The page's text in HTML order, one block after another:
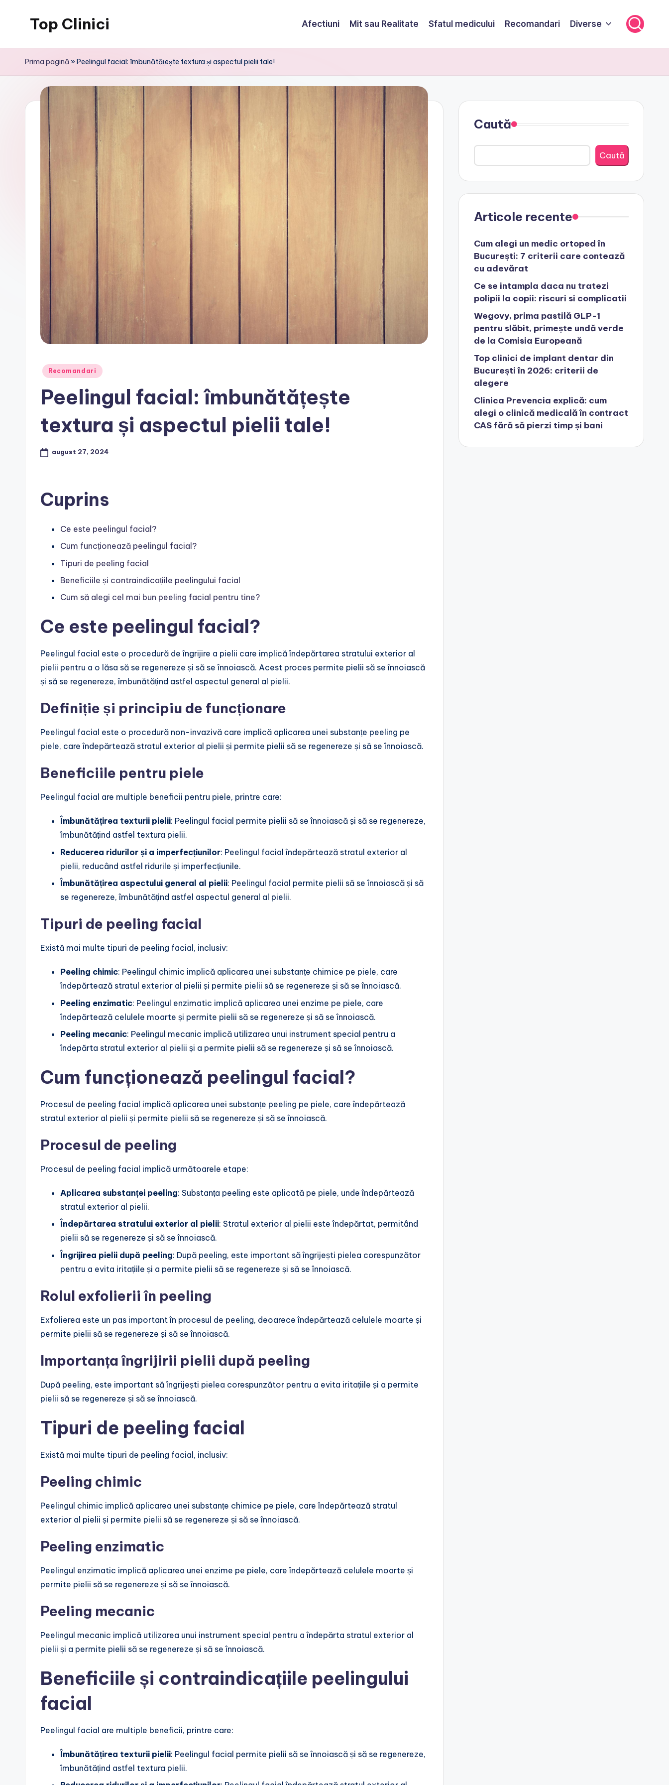
Top Clinici Afectiuni Mit sau Realitate Sfatul medicului Recomandari Diverse
Prima pagină »Peelingul facial: îmbunătățește textura și aspectul pielii tale!
Posted
Recomandari
Peelingul facial: îmbunătățește
textura și aspectul pielii tale!
august 27, 2024
Cuprins
Ce este peelingul facial?
Cum funcționează peelingul facial?
Tipuri de peeling facial
Beneficiile și contraindicațiile peelingului facial
Cum să alegi cel mai bun peeling facial pentru tine?
Ce este peelingul facial?
Peelingul facial este o procedură de îngrijire a pielii care implică îndepărtarea stratului exterior al
pielii pentru a o lăsa să se regenereze și să se înnoiască. Acest proces permite pielii să se înnoiască
și să se regenereze, îmbunătățind astfel aspectul general al pielii.
Definiție și principiu de funcționare
Peelingul facial este o procedură non-invazivă care implică aplicarea unei substanțe peeling pe
piele, care îndepărtează stratul exterior al pielii și permite pielii să se regenereze și să se înnoiască.
Beneficiile pentru piele
Peelingul facial are multiple beneficii pentru piele, printre care:
Îmbunătățirea texturii pielii: Peelingul facial permite pielii să se înnoiască și să se regenereze,
îmbunătățind astfel textura pielii.
Reducerea ridurilor și a imperfecțiunilor: Peelingul facial îndepărtează stratul exterior al
pielii, reducând astfel ridurile și imperfecțiunile.
Îmbunătățirea aspectului general al pielii: Peelingul facial permite pielii să se înnoiască și să
se regenereze, îmbunătățind astfel aspectul general al pielii.
Tipuri de peeling facial
Există mai multe tipuri de peeling facial, inclusiv:
Peeling chimic: Peelingul chimic implică aplicarea unei substanțe chimice pe piele, care
îndepărtează stratul exterior al pielii și permite pielii să se regenereze și să se înnoiască.
Peeling enzimatic: Peelingul enzimatic implică aplicarea unei enzime pe piele, care
îndepărtează celulele moarte și permite pielii să se regenereze și să se înnoiască.
Peeling mecanic: Peelingul mecanic implică utilizarea unui instrument special pentru a
îndepărta stratul exterior al pielii și a permite pielii să se regenereze și să se înnoiască.
Cum funcționează peelingul facial?
Procesul de peeling facial implică aplicarea unei substanțe peeling pe piele, care îndepărtează
stratul exterior al pielii și permite pielii să se regenereze și să se înnoiască.
Procesul de peeling
Procesul de peeling facial implică următoarele etape:
Aplicarea substanței peeling: Substanța peeling este aplicată pe piele, unde îndepărtează
stratul exterior al pielii.
Îndepărtarea stratului exterior al pielii: Stratul exterior al pielii este îndepărtat, permitând
pielii să se regenereze și să se înnoiască.
Îngrijirea pielii după peeling: După peeling, este important să îngrijești pielea corespunzător
pentru a evita iritațiile și a permite pielii să se regenereze și să se înnoiască.
Rolul exfolierii în peeling
Exfolierea este un pas important în procesul de peeling, deoarece îndepărtează celulele moarte și
permite pielii să se regenereze și să se înnoiască.
Importanța îngrijirii pielii după peeling
După peeling, este important să îngrijești pielea corespunzător pentru a evita iritațiile și a permite
pielii să se regenereze și să se înnoiască.
Tipuri de peeling facial
Există mai multe tipuri de peeling facial, inclusiv:
Peeling chimic
Peelingul chimic implică aplicarea unei substanțe chimice pe piele, care îndepărtează stratul
exterior al pielii și permite pielii să se regenereze și să se înnoiască.
Peeling enzimatic
Peelingul enzimatic implică aplicarea unei enzime pe piele, care îndepărtează celulele moarte și
permite pielii să se regenereze și să se înnoiască.
Peeling mecanic
Peelingul mecanic implică utilizarea unui instrument special pentru a îndepărta stratul exterior al
pielii și a permite pielii să se regenereze și să se înnoiască.
Beneficiile și contraindicațiile peelingului
facial
Peelingul facial are multiple beneficii, printre care:
Îmbunătățirea texturii pielii: Peelingul facial permite pielii să se înnoiască și să se regenereze,
îmbunătățind astfel textura pielii.
Caută
Caută
Articole recente
Cum alegi un medic ortoped în
București: 7 criterii care contează
cu adevărat
Ce se intampla daca nu tratezi
polipii la copii: riscuri si complicatii
Wegovy, prima pastilă GLP-1
pentru slăbit, primește undă verde
de la Comisia Europeană
Top clinici de implant dentar din
București în 2026: criterii de
alegere
Clinica Prevencia explică: cum
alegi o clinică medicală în contract
CAS fără să pierzi timp și bani